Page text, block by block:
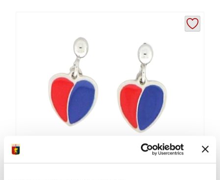
ORECCHINI ARGENTO CUORE